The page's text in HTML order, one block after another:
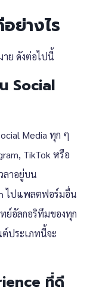
ย่างไร
ย ดังต่อไปนี้
Social
Media ทุก ๆ
TikTok หรือ
ลาอยู่บน
ไปแพลตฟอร์มอื่น
ย์อัลกอริทึมของทุก
ประเภทนี้จะ
ที่ดี